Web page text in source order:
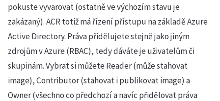
pokuste vyvarovat (ostatně ve výchozím stavu je
zakázaný). ACR totiž má řízení přístupu na základě Azure
Active Directory. Práva přidělujete stejně jako jiným
zdrojům v Azure (RBAC), tedy dáváte je uživatelům či
skupinám. Vybrat si můžete Reader (může stahovat
image), Contributor (stahovat i publikovat image) a
Owner (všechno co předchozí a navíc přidělovat práva